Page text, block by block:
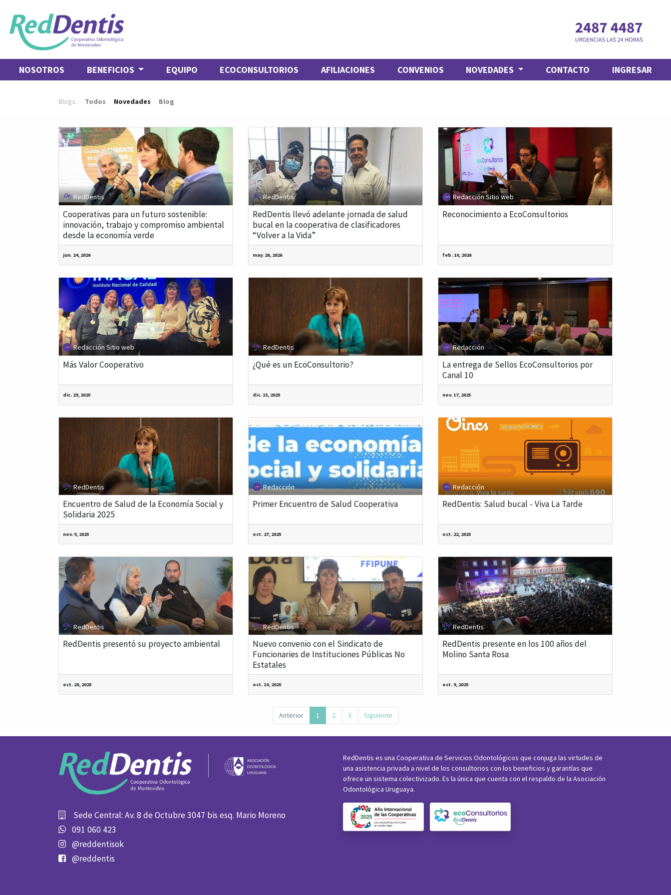
NOSOTROS BENEFICIOS EQUIPO ECOCONSULTORIOS AFILIACIONES CONVENIOS NOVEDADES CONTACTO INGRESAR
Blogs: Todos Novedades Blog
RedDentis
Cooperativas para un futuro sostenible:
innovación, trabajo y compromiso ambiental
desde la economía verde
jun. 24, 2026
RedDentis
RedDentis llevó adelante jornada de salud
bucal en la cooperativa de clasificadores
“Volver a la Vida”
may. 26, 2026
Redacción Sitio web
Reconocimiento a EcoConsultorios
feb. 10, 2026
Redacción Sitio web
Más Valor Cooperativo
dic. 29, 2025
RedDentis
¿Qué es un EcoConsultorio?
dic. 15, 2025
Redacción
La entrega de Sellos EcoConsultorios por
Canal 10
nov. 17, 2025
RedDentis
Encuentro de Salud de la Economía Social y
Solidaria 2025
nov. 9, 2025
Redacción
Primer Encuentro de Salud Cooperativa
oct. 27, 2025
Redacción
RedDentis: Salud bucal - Viva La Tarde
oct. 22, 2025
RedDentis
RedDentis presentó su proyecto ambiental
oct. 20, 2025
RedDentis
Nuevo convenio con el Sindicato de
Funcionaries de Instituciones Públicas No
Estatales
oct. 10, 2025
RedDentis
RedDentis presente en los 100 años del
Molino Santa Rosa
oct. 9, 2025
Anterior 1 2 3 Siguiente
Sede Central: Av. 8 de Octubre 3047 bis esq. Mario Moreno
091 060 423
@reddentisok
@reddentis
RedDentis es una Cooperativa de Servicios Odontológicos que conjuga las virtudes de
una asistencia privada a nivel de los consultorios con los beneficios y garantías que
ofrece un sistema colectivizado. Es la única que cuenta con el respaldo de la Asociación
Odontológica Uruguaya.